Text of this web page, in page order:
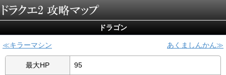
ドラゴン
キラーマシン あくましんかん
最大HP 95